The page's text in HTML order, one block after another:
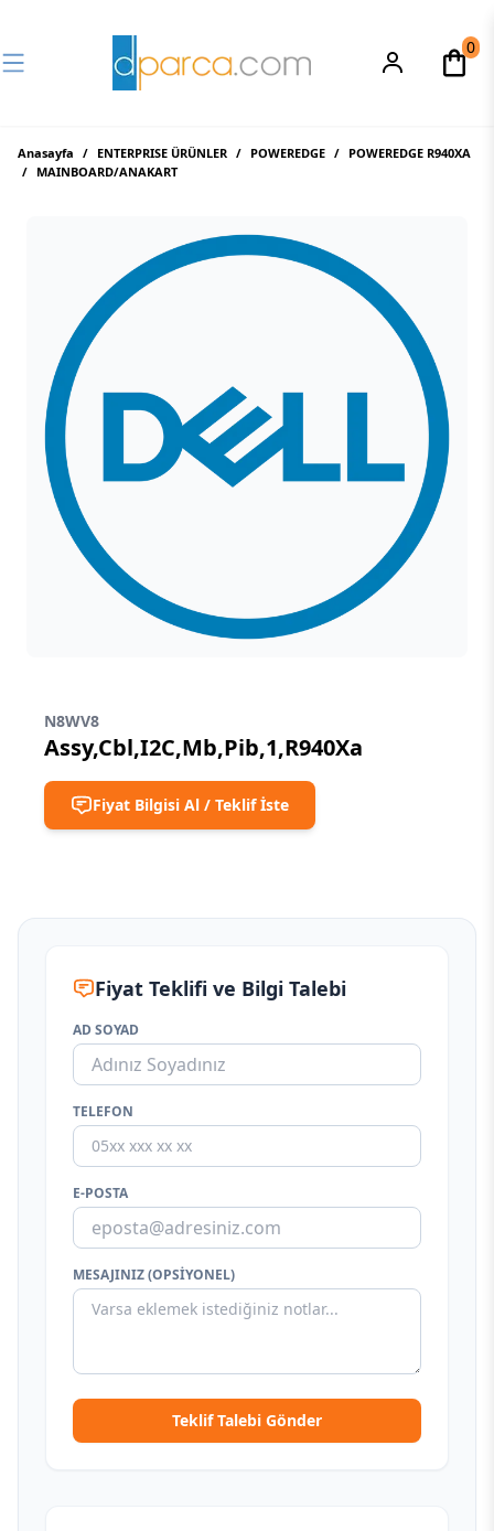
0
Anasayfa / ENTERPRISE ÜRÜNLER / POWEREDGE / POWEREDGE R940XA
/ MAINBOARD/ANAKART
N8WV8
Assy,Cbl,I2C,Mb,Pib,1,R940Xa
Fiyat Bilgisi Al / Teklif İste
Fiyat Teklifi ve Bilgi Talebi
AD SOYAD
TELEFON
E-POSTA
MESAJINIZ (OPSIYONEL)
Teklif Talebi Gönder